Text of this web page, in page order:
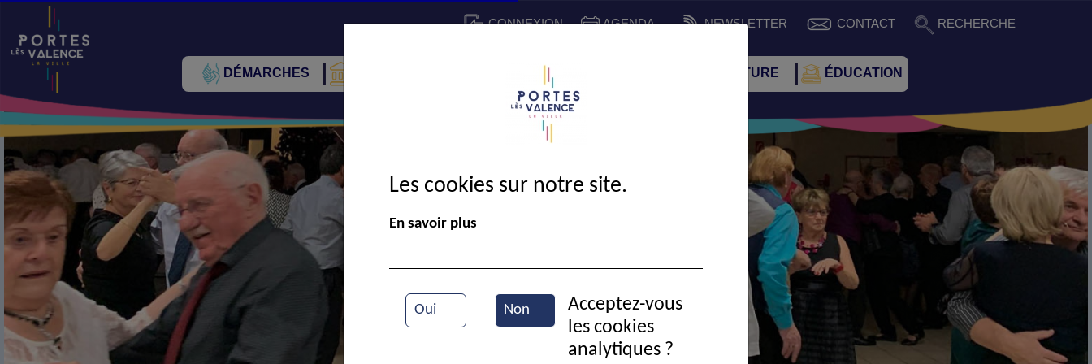
CONNEXION AGENDA NEWSLETTER CONTACT RECHERCHE
DÉMARCHES CADRE DE VIE SPORT ET CULTURE ÉDUCATION
Réveillon du club Croizat
Les cookies sur notre site.
En savoir plus
Oui Non
Acceptez-vous
les cookies
analytiques ?